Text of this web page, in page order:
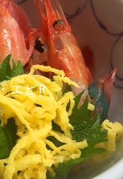
エビR